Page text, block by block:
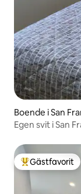
Boende i San
Egen svit i San
Populär
Gästfavorit